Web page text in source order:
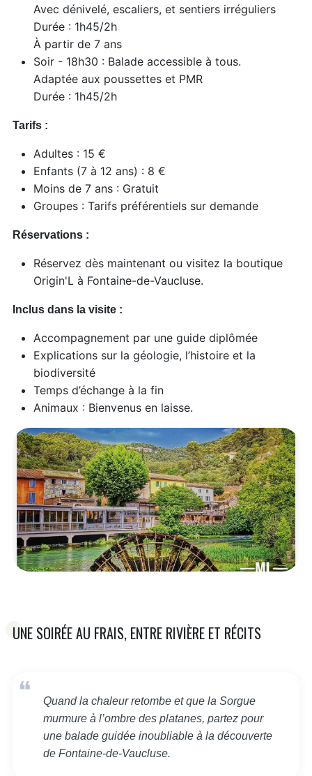
Avec dénivelé, escaliers, et sentiers irréguliers
Durée : 1h45/2h
À partir de 7 ans
Soir - 18h30 : Balade accessible à tous.
Adaptée aux poussettes et PMR
Durée : 1h45/2h
Tarifs :
Adultes : 15 €
Enfants (7 à 12 ans) : 8 €
Moins de 7 ans : Gratuit
Groupes : Tarifs préférentiels sur demande
Réservations :
Réservez dès maintenant ou visitez la boutique
Origin'L à Fontaine-de-Vaucluse.
Inclus dans la visite :
Accompagnement par une guide diplômée
Explications sur la géologie, l’histoire et la
biodiversité
Temps d’échange à la fin
Animaux : Bienvenus en laisse.
UNE SOIRÉE AU FRAIS, ENTRE RIVIÈRE ET RÉCITS
Quand la chaleur retombe et que la Sorgue
murmure à l’ombre des platanes, partez pour
une balade guidée inoubliable à la découverte
de Fontaine-de-Vaucluse.